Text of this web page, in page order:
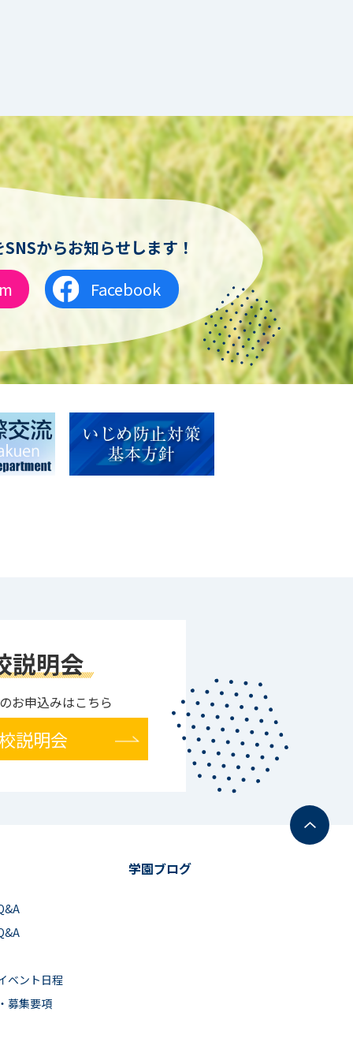
からお知らせします！
Facebook
説明会
お申込みはこちら
説明会
ベント日程
募集要項
学園ブログ